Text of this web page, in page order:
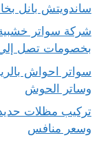
ساندويتش بانل
شركة سواتر خشبية
بخصومات تصل إلي
سواتر احواش
وساتر الحوش
تركيب مظلات
وسعر منافس